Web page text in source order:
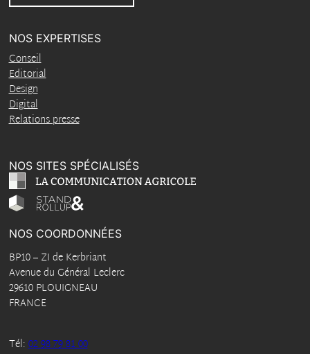
NOS EXPERTISES
Conseil
Editorial
Design
Digital
Relations presse
NOS SITES SPÉCIALISÉS
NOS COORDONNÉES
BP10– ZI de Kerbriant
Avenue du Général Leclerc
29610 PLOUIGNEAU
FRANCE
Tél:02 98 79 81 00